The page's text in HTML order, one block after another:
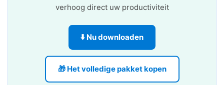
verhoog direct uw productiviteit
⬇️ Nu downloaden
🎁 Het volledige pakket kopen